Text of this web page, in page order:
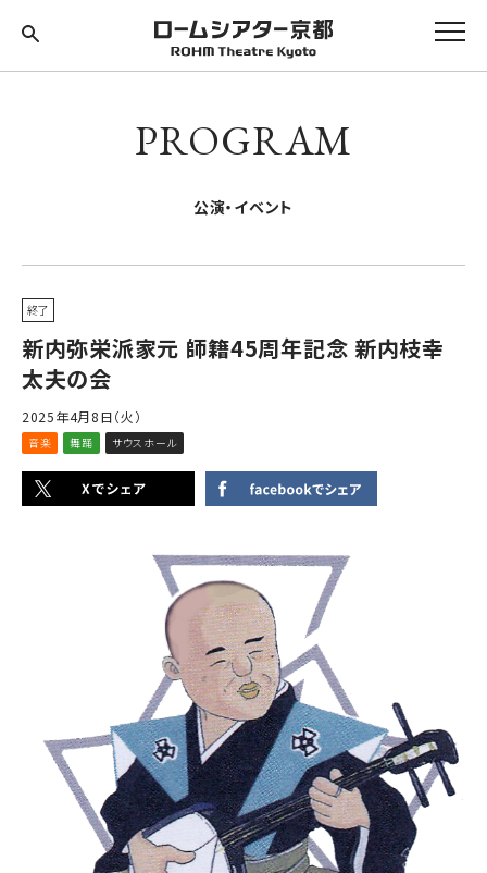
PROGRAM
公演・イベント
終了
新内弥栄派家元 師籍45周年記念 新内枝幸
太夫の会
2025年4月8日（火）
音楽 舞踊 サウスホール